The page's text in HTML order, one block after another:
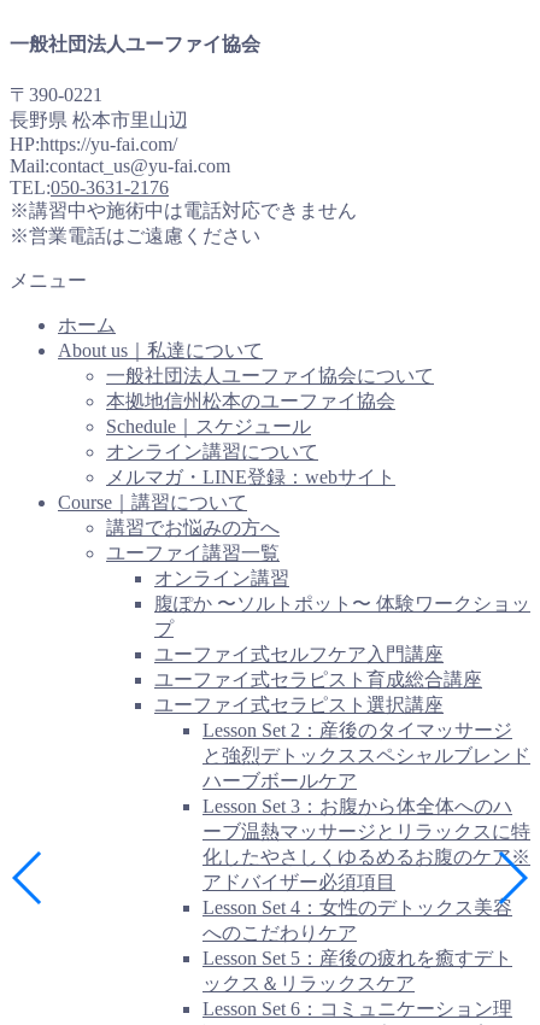
一般社団法人ユーファイ協会
〒390-0221
長野県 松本市里山辺
HP:https://yu-fai.com/
Mail:contact_us@yu-fai.com
TEL:050-3631-2176
※講習中や施術中は電話対応できません
※営業電話はご遠慮ください
メニュー
ホーム
About us｜私達について
一般社団法人ユーファイ協会について
本拠地信州松本のユーファイ協会
Schedule｜スケジュール
オンライン講習について
メルマガ・LINE登録：webサイト
Course｜講習について
講習でお悩みの方へ
ユーファイ講習一覧
オンライン講習
腹ぽか 〜ソルトポット〜 体験ワークショッ
プ
ユーファイ式セルフケア入門講座
ユーファイ式セラピスト育成総合講座
ユーファイ式セラピスト選択講座
Lesson Set 2：産後のタイマッサージ
と強烈デトックススペシャルブレンド
ハーブボールケア
Lesson Set 3：お腹から体全体へのハ
ーブ温熱マッサージとリラックスに特
化したやさしくゆるめるお腹のケア※
アドバイザー必須項目
Lesson Set 4：女性のデトックス美容
へのこだわりケア
Lesson Set 5：産後の疲れを癒すデト
ックス＆リラックスケア
Lesson Set 6：コミュニケーション理